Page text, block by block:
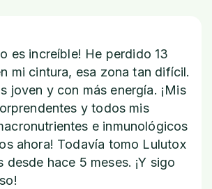
es increíble! He perdido 13
mi cintura, esa zona tan difícil.
joven y con más energía. ¡Mis
y todos mis
e inmunológicos
ahora! Todavía tomo Lulutox
hace 5 meses. ¡Y sigo